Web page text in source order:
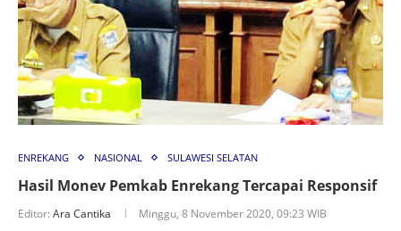
ENREKANG NASIONAL SULAWESI SELATAN
Hasil Monev Pemkab Enrekang Tercapai Responsif
Editor: Ara Cantika Minggu, 8 November 2020, 09:23 WIB